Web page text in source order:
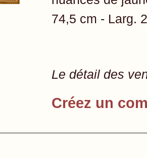
74,5 cm - Larg.
Le détail des
Créez un